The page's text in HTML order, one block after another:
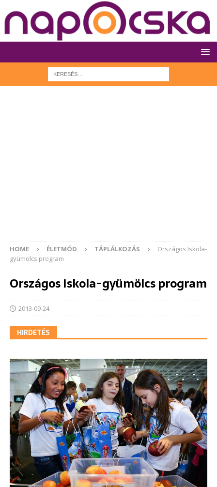
HOME ÉLETMÓD TÁPLÁLKOZÁS
Országos Iskola-
gyümölcs program
Országos Iskola-gyümölcs program
2013-09-24
HIRDETÉS